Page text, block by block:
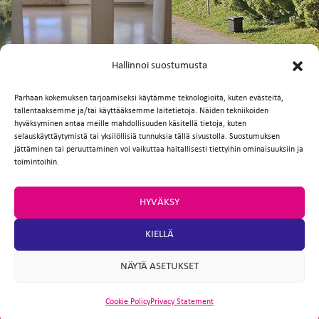
Hallinnoi suostumusta
Parhaan kokemuksen tarjoamiseksi käytämme teknologioita, kuten evästeitä,
tallentaaksemme ja/tai käyttääksemme laitetietoja. Näiden tekniikoiden
hyväksyminen antaa meille mahdollisuuden käsitellä tietoja, kuten
selauskäyttäytymistä tai yksilöllisiä tunnuksia tällä sivustolla. Suostumuksen
jättäminen tai peruuttaminen voi vaikuttaa haitallisesti tiettyihin ominaisuuksiin ja
toimintoihin.
HYVÄKSY
KIELLÄ
NÄYTÄ ASETUKSET
Cookie PolicyPrivacy Statement
Facebook
TwitterEmailWhatsApp